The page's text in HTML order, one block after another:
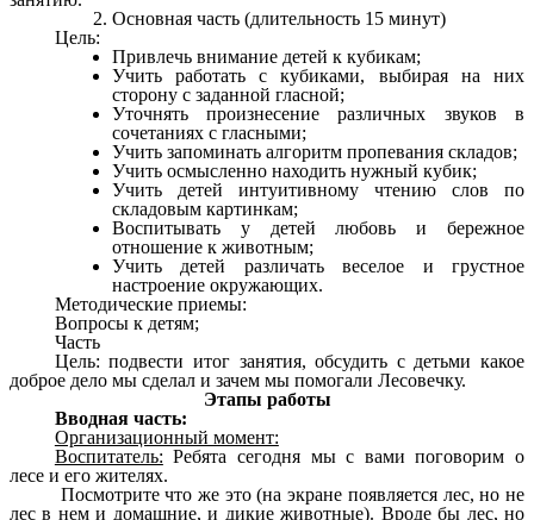
Основная часть (длительность 15 минут)
Цель:
Привлечь внимание детей к кубикам;
Учить работать с кубиками, выбирая на них
сторону с заданной гласной;
Уточнять произнесение различных звуков в
сочетаниях с гласными;
Учить запоминать алгоритм пропевания складов;
Учить осмысленно находить нужный кубик;
Учить детей интуитивному чтению слов по
складовым картинкам;
Воспитывать у детей любовь и бережное
отношение к животным;
Учить детей различать веселое и грустное
настроение окружающих.
Методические приемы:
Вопросы к детям;
Часть
Цель: подвести итог занятия, обсудить с детьми какое
доброе дело мы сделал и зачем мы помогали Лесовечку.
Этапы работы
Вводная часть:
Организационный момент:
Воспитатель: Ребята сегодня мы с вами поговорим о
лесе и его жителях.
Посмотрите что же это (на экране появляется лес, но не
лес в нем и домашние, и дикие животные). Вроде бы лес, но